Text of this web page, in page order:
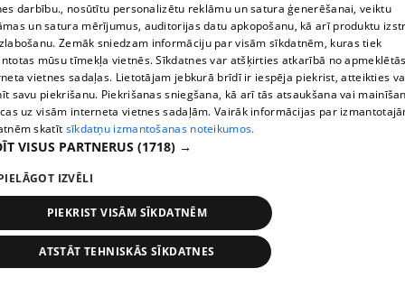
409. epizode
Ogas un sēnes šogad dārgākas, bet uzpirkšanas
darbību., nosūtītu personalizētu reklāmu un satura ģenerēšanai, veiktu
un satura mērījumus, auditorijas datu apkopošanu, kā arī produktu
Zemāk sniedzam informāciju par visām sīkdatnēm, kuras tiek
mūsu tīmekļa vietnēs. Sīkdatnes var atšķirties atkarībā no
vietnes sadaļas. Lietotājam jebkurā brīdī ir iespēja piekrist, atteikties
savu piekrišanu. Piekrišanas sniegšana, kā arī tās atsaukšana vai
uz visām interneta vietnes sadaļām. Vairāk informācijas par
skatīt sīkdatņu izmantošanas noteikumos.
VISUS PARTNERUS (1718) →
IZVĒLI
PIEKRIST VISĀM SĪKDATNĒM
ATSTĀT TEHNISKĀS SĪKDATNES